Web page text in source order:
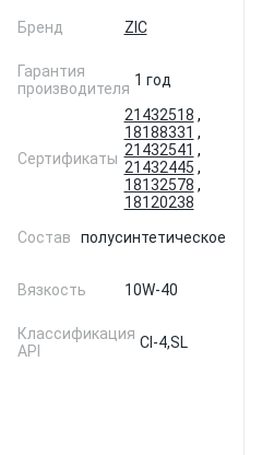
Бренд ZIC
Гарантия
производителя 1 год
Сертификаты
21432518 ,
18188331 ,
21432541 ,
21432445 ,
18132578 ,
18120238
Состав
полусинтетическое
Вязкость 10W-40
Классификация
API
CI-4,SL